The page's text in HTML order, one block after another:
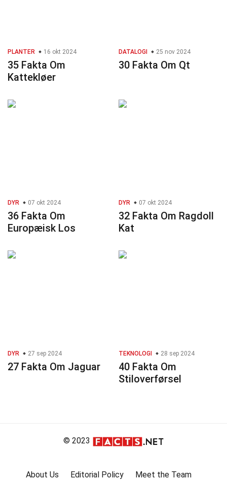
PLANTER 16 okt 2024
35 Fakta Om
Kattekløer
DATALOGI 25 nov 2024
30 Fakta Om Qt
DYR 07 okt 2024
36 Fakta Om
Europæisk Los
DYR 07 okt 2024
32 Fakta Om Ragdoll
Kat
DYR 27 sep 2024
27 Fakta Om Jaguar
TEKNOLOGI 28 sep 2024
40 Fakta Om
Stiloverførsel
© 2023
About Us Editorial Policy
Meet the Team